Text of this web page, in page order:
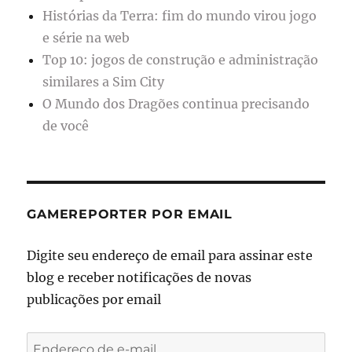
Histórias da Terra: fim do mundo virou jogo
e série na web
Top 10: jogos de construção e administração
similares a Sim City
O Mundo dos Dragões continua precisando
de você
GAMEREPORTER POR EMAIL
Digite seu endereço de email para assinar este
blog e receber notificações de novas
publicações por email
Endereço